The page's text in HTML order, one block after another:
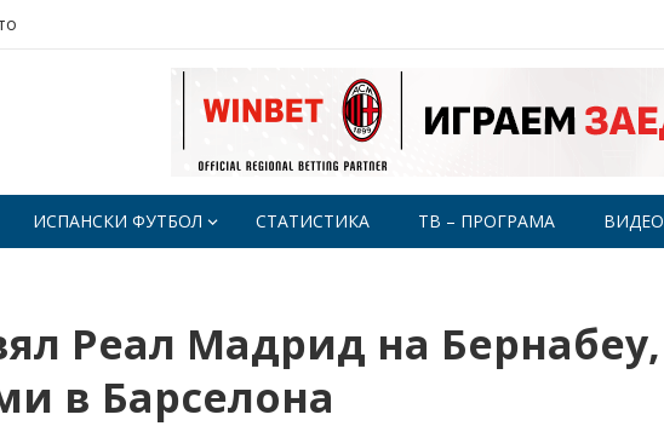
ИСПАНСКИ ФУТБОЛ СТАТИСТИКА ТВ – ПРОГРАМА ВИДЕО
Реал Мадрид на Бернабеу,
в Барселона